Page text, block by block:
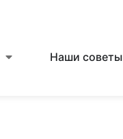
Наши советы